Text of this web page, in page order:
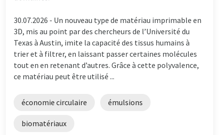
30.07.2026 - Un nouveau type de matériau imprimable en
3D, mis au point par des chercheurs de l’Université du
Texas à Austin, imite la capacité des tissus humains à
trier et à filtrer, en laissant passer certaines molécules
tout en en retenant d’autres. Grâce à cette polyvalence,
ce matériau peut être utilisé ...
économie circulaire émulsions
biomatériaux